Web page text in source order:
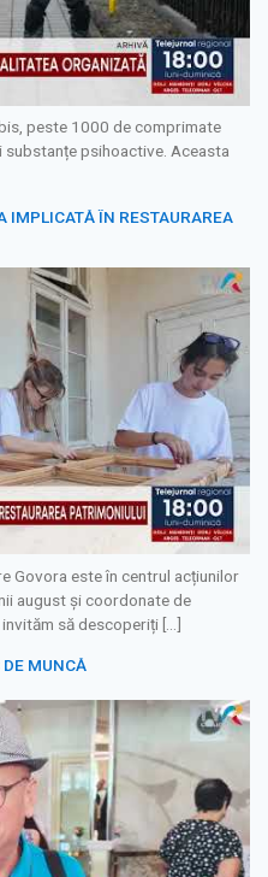
peste 1000 de comprimate
substanțe psihoactive. Aceasta
IMPLICATĂ ÎN RESTAURAREA
Govora este în centrul acțiunilor
august și coordonate de
să descoperiți […]
DE MUNCĂ